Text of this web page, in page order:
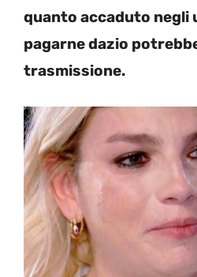
quanto accaduto negli
pagarne dazio
trasmissione.